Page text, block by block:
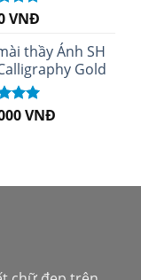
xếp
VNĐ
thầy Ánh SH
Gold
xếpVNĐ